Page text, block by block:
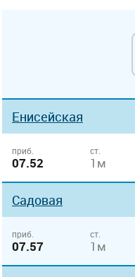
Енисейская
приб.
07.52
ст.
1м
Садовая
приб.
07.57
ст.
1м